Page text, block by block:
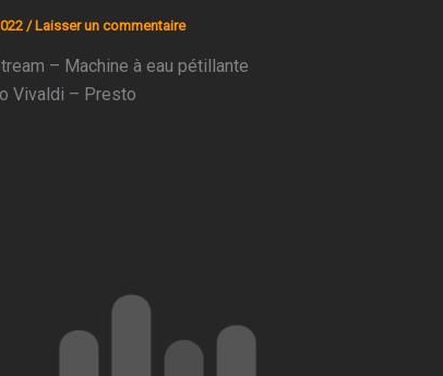
/Laisser un commentaire
– Machine à eau pétillante
Vivaldi – Presto